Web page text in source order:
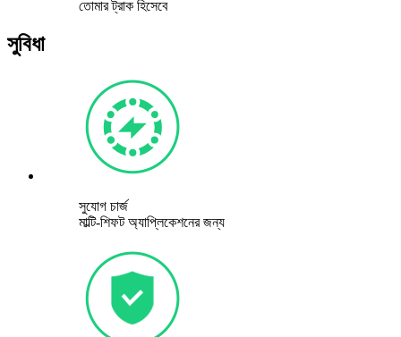
তোমার ট্রাক হিসেবে
সুবিধা
সুযোগ চার্জ
মাল্টি-শিফট অ্যাপ্লিকেশনের জন্য